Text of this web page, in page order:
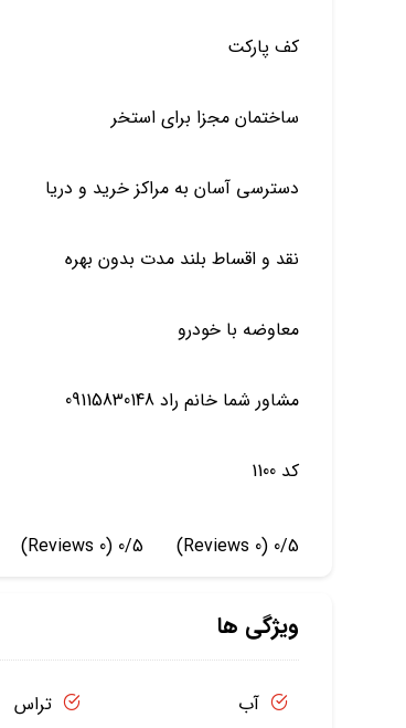
کف پارکت
ساختمان مجزا برای استخر
دسترسی آسان به مراکز خرید و دریا
نقد و اقساط بلند مدت بدون بهره
معاوضه با خودرو
مشاور شما خانم راد 09115830148
کد 1100
0/5
(0 Reviews)
0/5
(0 Reviews)
ویژگی ها
آب
تراس